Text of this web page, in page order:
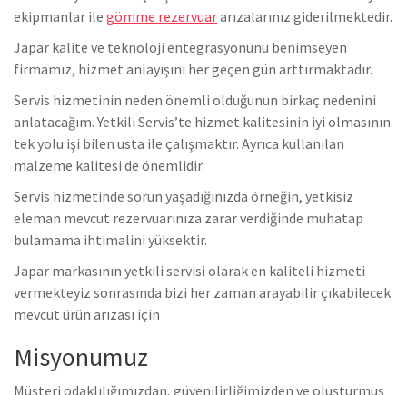
ekipmanlar ile gömme rezervuararızalarınız giderilmektedir.
Japar kalite ve teknoloji entegrasyonunu benimseyen
firmamız, hizmet anlayışını her geçen gün arttırmaktadır.
Servis hizmetinin neden önemli olduğunun birkaç nedenini
anlatacağım. Yetkili Servis’te hizmet kalitesinin iyi olmasının
tek yolu işi bilen usta ile çalışmaktır. Ayrıca kullanılan
malzeme kalitesi de önemlidir.
Servis hizmetinde sorun yaşadığınızda örneğin, yetkisiz
eleman mevcut rezervuarınıza zarar verdiğinde muhatap
bulamama ihtimalini yüksektir.
Japar markasının yetkili servisi olarak en kaliteli hizmeti
vermekteyiz sonrasında bizi her zaman arayabilir çıkabilecek
mevcut ürün arızası için
Misyonumuz
Müşteri odaklılığımızdan, güvenilirliğimizden ve oluşturmuş